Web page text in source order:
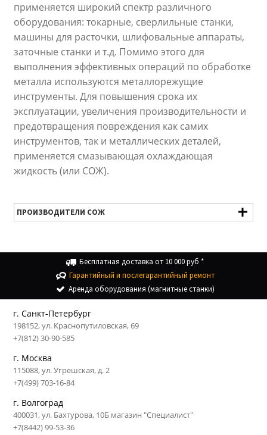
применяется широкий спектр различного
оборудования: токарные, сверлильные станки,
машины для расточки, шлифовальные аппараты,
заточные станки и т.д. Помимо этого для
выполнения эффективных операций по обработке
металла используются металлорежущие
инструменты. Для повышения срока их
эксплуатации, увеличения производительности и
предотвращения повреждения как самих
инструментов, так и металлических деталей,
применяется смазывающая охлаждающая
жидкость (или СОЖ).
ПРОИЗВОДИТЕЛИ СОЖ
Бесплатная доставка от 10 000 руб *
Гарантийный и послегарантийный ремонт
Аренда оборудования (магнитные станки)
г. Санкт-Петербург
198152, ул. Краснопутиловская, 69
+7(812) 30-90-585
г. Москва
115088, ул. Угрешская, д. 2
+7(499) 703-16-84
г. Волгоград
400031, ул. Бахтурова, 10Б магазин "Специалист"
+7(8442) 99-53-36